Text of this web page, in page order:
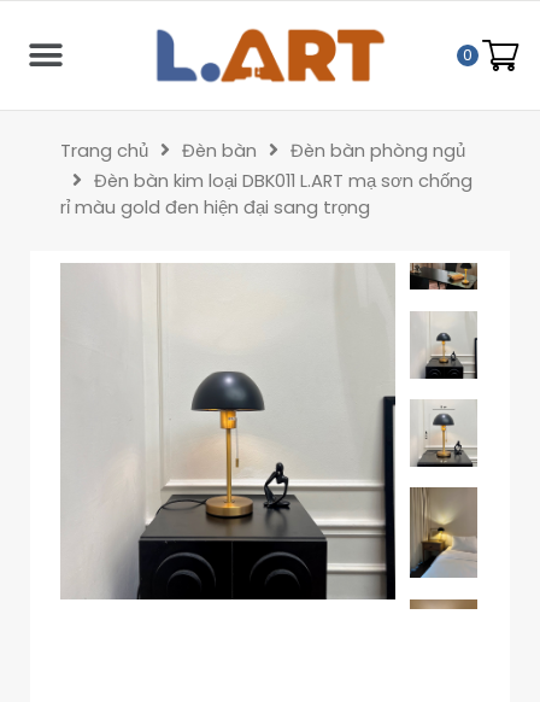
0
Trang chủ Đèn bàn
Đèn bàn phòng ngủ
Đèn bàn kim loại DBK011 L.ART mạ sơn chống
rỉ màu gold đen hiện đại sang trọng